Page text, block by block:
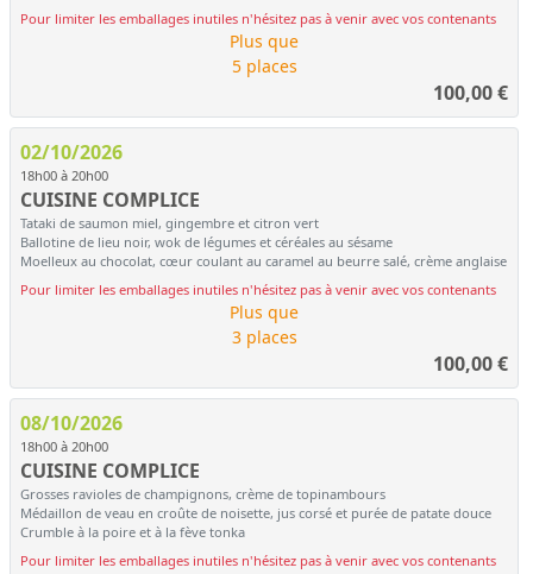
Pour limiter les emballages inutiles n'hésitez pas à venir avec vos contenants
Plus que
5 places
100,00€
02/10/2026
18h00 à 20h00
CUISINE COMPLICE
Tataki de saumon miel, gingembre et citron vert
Ballotine de lieu noir, wok de légumes et céréales au sésame
Moelleux au chocolat, cœur coulant au caramel au beurre salé, crème anglaise
Pour limiter les emballages inutiles n'hésitez pas à venir avec vos contenants
Plus que
3 places
100,00€
08/10/2026
18h00 à 20h00
CUISINE COMPLICE
Grosses ravioles de champignons, crème de topinambours
Médaillon de veau en croûte de noisette, jus corsé et purée de patate douce
Crumble à la poire et à la fève tonka
Pour limiter les emballages inutiles n'hésitez pas à venir avec vos contenants